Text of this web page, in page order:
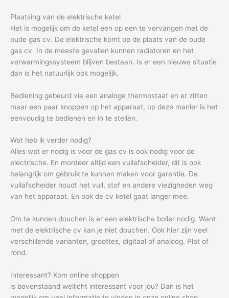
Plaatsing van de elektrische ketel
Het is mogelijk om de ketel een op een te vervangen met de
oude gas cv. De elektrische komt op de plaats van de oude
gas cv. In de meeste gevallen kunnen radiatoren en het
verwarmingssysteem blijven bestaan. Is er een nieuwe situatie
dan is het natuurlijk ook mogelijk.
Bediening gebeurd via een analoge thermostaat en er zitten
maar een paar knoppen op het apparaat, op deze manier is het
eenvoudig te bedienen en in te stellen.
Wat heb ik verder nodig?
Alles wat er nodig is voor de gas cv is ook nodig voor de
electrische. En monteer altijd een vuilafscheider, dit is ook
belangrijk om gebruik te kunnen maken voor garantie. De
vuilafscheider houdt het vuil, stof en andere viezigheden weg
van het apparaat. En ook de cv ketel gaat langer mee.
Om te kunnen douchen is er een elektrische boiler nodig. Want
met de elektrische cv kan je niet douchen. Ook hier zijn veel
verschillende varianten, groottes, digitaal of analoog. Plat of
rond.
Interessant? Kom online shoppen
is bovenstaand wellicht interessant voor jou? Dan is het